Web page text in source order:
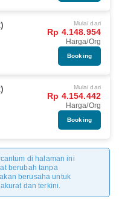
Mulai dari
Rp 4.148.954
Harga/Org
Booking
Mulai dari
Rp 4.154.442
Harga/Org
Booking
di halaman ini
berubah tanpa
berusaha untuk
dan terkini.